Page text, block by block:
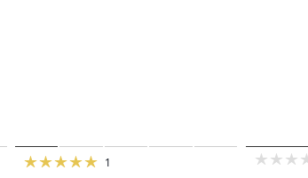
1